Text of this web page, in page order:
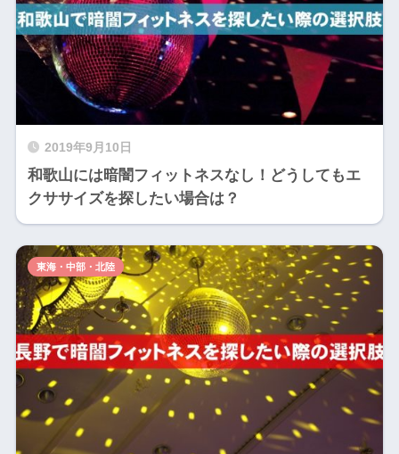
2019年9月10日
和歌山には暗闇フィットネスなし！どうしてもエ
クササイズを探したい場合は？
東海・中部・北陸